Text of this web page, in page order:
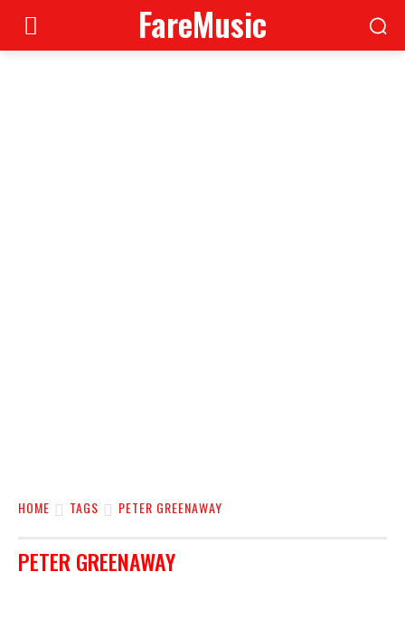
FareMusic
HOME TAGS PETER GREENAWAY
PETER GREENAWAY